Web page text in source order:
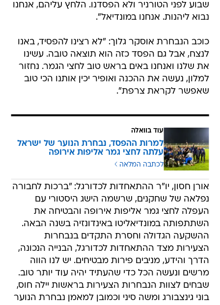
שבוע לפני הטורניר ולא הפסדנו. הלחץ עליהם, אנחנו
נבוא ליהנות. אנחנו במונדיאל".
כוכב הנבחרת אוסקר גלוך: "לא רצינו להפסיד, באנו
לנצח, אבל גם הפסד כזה הוא תוצאה טובה. עשינו
את שלנו ואנחנו באים בראש טוב לחצי הגמר. נחזור
למלון, נעשה את ההכנה ואופיר יכין אותנו הכי טוב
שאפשר לקראת צרפת".
עוד בוואלה
למרות ההפסד, נבחרת הנוער של ישראל
עלתה לחצי גמר אליפות אירופה
לכתבה המלאה
אורן חסון, יו"ר ההתאחדות לכדורגל: "ברכות לחבורה
נפלאה של שחקנים, שרשמה הישג היסטורי עם
העפלה לחצי גמר אליפות אירופה והבטיחה את
השתתפותה במונדיאליטו באינדונזיה בשנה הבאה.
ההשקעה הגדולה וחסרת התקדים בנבחרות
הצעירות מצד ההתאחדות לכדורגל, הבנייה הנכונה,
הדרך והידע, מניבים פירות מבטיחים. יש לנו הווה
מרשים ונעשה הכל כדי שהעתיד יהיה עוד יותר טוב.
שבחים לצוות הנבחרות הצעירות בראשות יילה חוס,
בוני גינצבורג ומשה סיני וכמובן למאמן נבחרת הנוער